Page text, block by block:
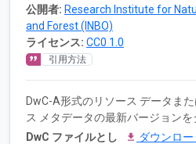
公開者: Research Institute for
and Forest (INBO)
ライセンス: CC0 1.0
引用方法
DwC-A形式のリソース データま
ス メタデータの最新バージョンを
DwC ファイルとし
ダウンロー